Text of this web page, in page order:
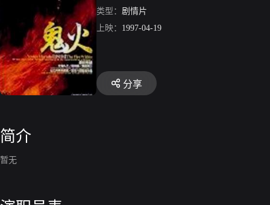
类型： 剧情片
上映： 1997-04-19
分享
简介
暂无